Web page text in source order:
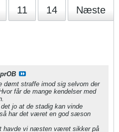
11 14 Næste
dømt straffe imod sig selvom der
får de mange kendelser med
jo at de stadig kan vinde
har det været en god sæson
havde vi næsten været sikker på